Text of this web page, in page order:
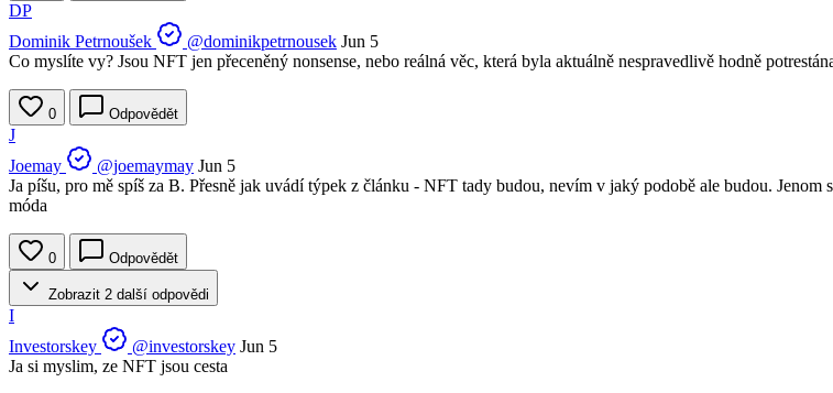
DP
Dominik Petrnoušek
@dominikpetrnousek Jun 5
Co myslíte vy? Jsou NFT jen přeceněný nonsense, nebo reálná věc, která byla aktuálně nespravedlivě hodně
0 Odpovědět
J
Joemay
@joemaymay Jun 5
Ja píšu, pro mě spíš za B. Přesně jak uvádí týpek z článku - NFT tady budou, nevím v jaký podobě ale budou.
móda
0 Odpovědět
Zobrazit 2 další odpovědi
I
Investorskey
@investorskey Jun 5
Ja si myslim, ze NFT jsou cesta